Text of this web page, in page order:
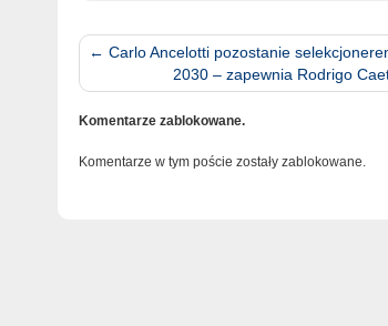
← Carlo Ancelotti pozostanie
2030 – zapewnia Rodrigo
Komentarze zablokowane.
Komentarze w tym poście zostały zablokowane.